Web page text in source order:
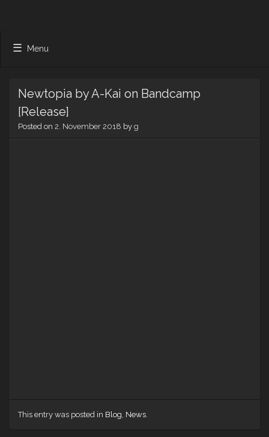
Menu
Newtopia by A-Kai on Bandcamp
[Release]
Posted on 2. November 2018 by g
This entry was posted in Blog, News.